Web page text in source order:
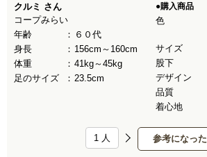
クルミ さん
コープみらい
年齢
６０代
身長
156cm～160cm
体重
41kg～45kg
足のサイズ
23.5cm
●購入商品
色
サイズ
股下
デザイン
品質
着心地
参考になった
1 人